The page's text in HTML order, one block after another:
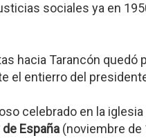
sociales ya en
hacia Tarancón
el entierro del
celebrado en la
de España (noviembre de